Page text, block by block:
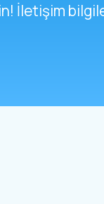
İletişim